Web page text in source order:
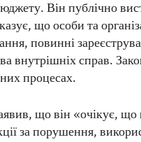
Він публічно
що особи та
повинні
внутрішніх справ.
процесах.
що він «очікує, що
за порушення,